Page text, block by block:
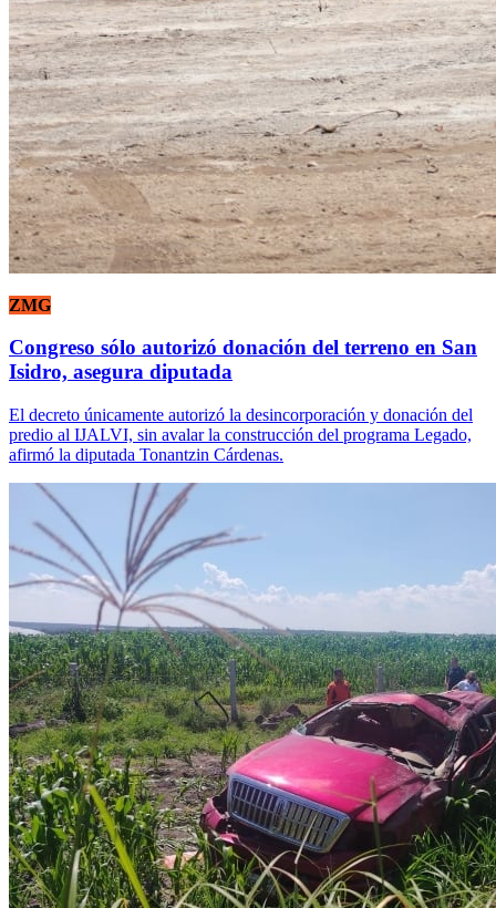
ZMG
Congreso sólo autorizó donación del terreno en San
Isidro, asegura diputada
El decreto únicamente autorizó la desincorporación y donación del
predio al IJALVI, sin avalar la construcción del programa Legado,
afirmó la diputada Tonantzin Cárdenas.